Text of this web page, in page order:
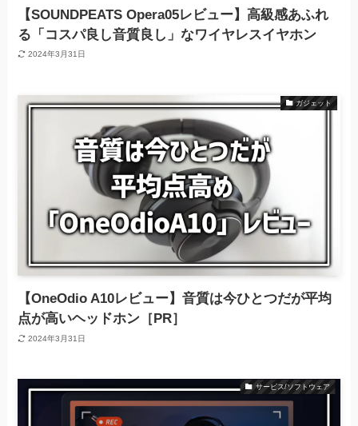
【SOUNDPEATS Opera05レビュー】高級感あふれ
る「コスパ良し音質良し」なワイヤレスイヤホン
2024年3月31日
ガジェット
【OneOdio A10レビュー】音質は今ひとつだが平均
点が高いヘッドホン［PR］
2024年3月31日
サービス/ソフトウェア